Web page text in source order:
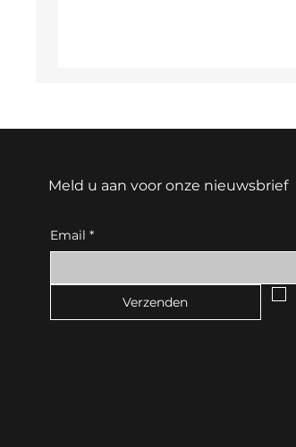
Meld u aan voor onze nieuwsbrief
Email *
Verzenden